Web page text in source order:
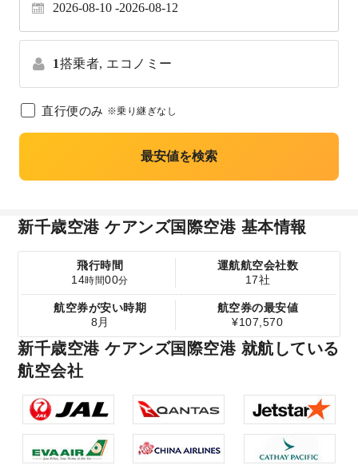
2026-08-10 2026-08-12
1搭乗者, エコノミー
直行便のみ ※乗り継ぎなし
最安値を検索
新千歳空港 ケアンズ国際空港 基本情報
飛行時間
14時間00分
運航航空会社数
17社
航空券が安い時期
8月
航空券の最安値
¥107,570
新千歳空港 ケアンズ国際空港 就航している
航空会社